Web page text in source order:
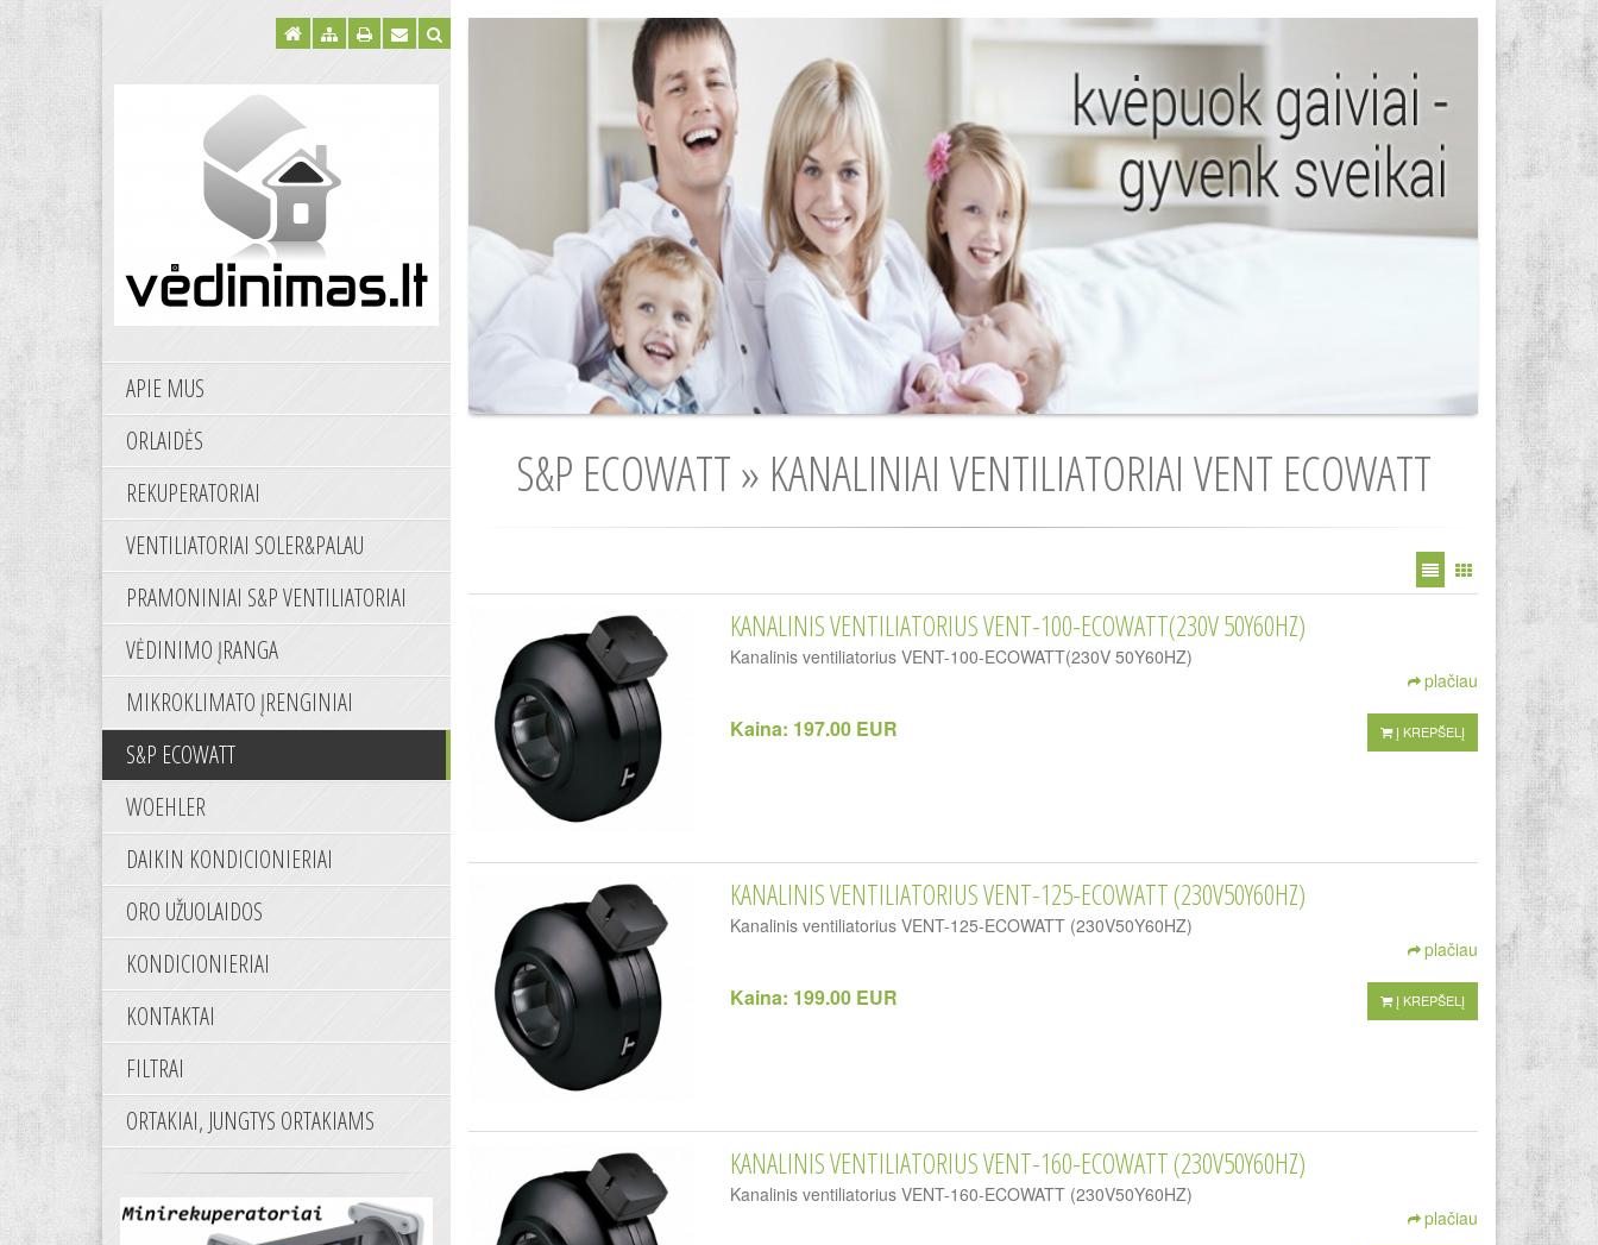
APIE MUS
ORLAIDĖS
REKUPERATORIAI
VENTILIATORIAI SOLER&PALAU
PRAMONINIAI S&P VENTILIATORIAI
VĖDINIMO ĮRANGA
MIKROKLIMATO ĮRENGINIAI
S&P ECOWATT
WOEHLER
DAIKIN KONDICIONIERIAI
ORO UŽUOLAIDOS
KONDICIONIERIAI
KONTAKTAI
FILTRAI
ORTAKIAI, JUNGTYS ORTAKIAMS
S&P ECOWATT » KANALINIAI VENTILIATORIAI VENT ECOWATT
KANALINIS VENTILIATORIUS VENT-100-ECOWATT(230V 50Y60HZ)
Kanalinis ventiliatorius VENT-100-ECOWATT(230V 50Y60HZ)
plačiau
Kaina: 197.00 EUR Į KREPŠELĮ
KANALINIS VENTILIATORIUS VENT-125-ECOWATT (230V50Y60HZ)
Kanalinis ventiliatorius VENT-125-ECOWATT (230V50Y60HZ)
plačiau
Kaina: 199.00 EUR Į KREPŠELĮ
KANALINIS VENTILIATORIUS VENT-160-ECOWATT (230V50Y60HZ)
Kanalinis ventiliatorius VENT-160-ECOWATT (230V50Y60HZ)
plačiau